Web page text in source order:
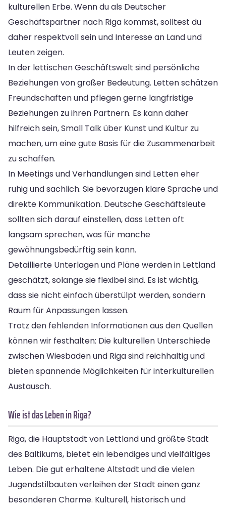
kulturellen Erbe. Wenn du als Deutscher
Geschäftspartner nach Riga kommst, solltest du
daher respektvoll sein und Interesse an Land und
Leuten zeigen.
In der lettischen Geschäftswelt sind persönliche
Beziehungen von großer Bedeutung. Letten schätzen
Freundschaften und pflegen gerne langfristige
Beziehungen zu ihren Partnern. Es kann daher
hilfreich sein, Small Talk über Kunst und Kultur zu
machen, um eine gute Basis für die Zusammenarbeit
zu schaffen.
In Meetings und Verhandlungen sind Letten eher
ruhig und sachlich. Sie bevorzugen klare Sprache und
direkte Kommunikation. Deutsche Geschäftsleute
sollten sich darauf einstellen, dass Letten oft
langsam sprechen, was für manche
gewöhnungsbedürftig sein kann.
Detaillierte Unterlagen und Pläne werden in Lettland
geschätzt, solange sie flexibel sind. Es ist wichtig,
dass sie nicht einfach überstülpt werden, sondern
Raum für Anpassungen lassen.
Trotz den fehlenden Informationen aus den Quellen
können wir festhalten: Die kulturellen Unterschiede
zwischen Wiesbaden und Riga sind reichhaltig und
bieten spannende Möglichkeiten für interkulturellen
Austausch.
Wie ist das Leben in Riga?
Riga, die Hauptstadt von Lettland und größte Stadt
des Baltikums, bietet ein lebendiges und vielfältiges
Leben. Die gut erhaltene Altstadt und die vielen
Jugendstilbauten verleihen der Stadt einen ganz
besonderen Charme. Kulturell, historisch und